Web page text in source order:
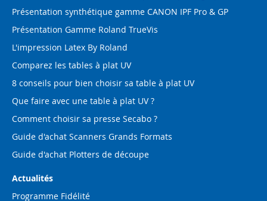
Présentation synthétique gamme CANON IPF Pro & GP
Présentation Gamme Roland TrueVis
L'impression Latex By Roland
Comparez les tables à plat UV
8 conseils pour bien choisir sa table à plat UV
Que faire avec une table à plat UV ?
Comment choisir sa presse Secabo ?
Guide d'achat Scanners Grands Formats
Guide d'achat Plotters de découpe
Actualités
Programme Fidélité